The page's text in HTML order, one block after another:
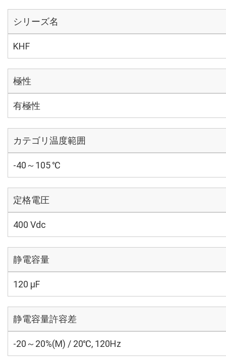
シリーズ名
KHF
極性
有極性
カテゴリ温度範囲
-40～105 ℃
定格電圧
400 Vdc
静電容量
120 µF
静電容量許容差
-20～20%(M) / 20℃, 120Hz